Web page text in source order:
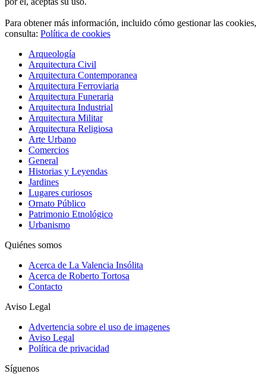
Para obtener más información, incluido cómo gestionar las cookies,
consulta: Política de cookies
Arqueología
Arquitectura Civil
Arquitectura Contemporanea
Arquitectura Ferroviaria
Arquitectura Funeraria
Arquitectura Industrial
Arquitectura Militar
Arquitectura Religiosa
Arte Urbano
Comercios
General
Historias y Leyendas
Jardines
Lugares curiosos
Ornato Público
Patrimonio Etnológico
Urbanismo
Quiénes somos
Acerca de La Valencia Insólita
Acerca de Roberto Tortosa
Contacto
Aviso Legal
Advertencia sobre el uso de imagenes
Aviso Legal
Política de privacidad
Síguenos